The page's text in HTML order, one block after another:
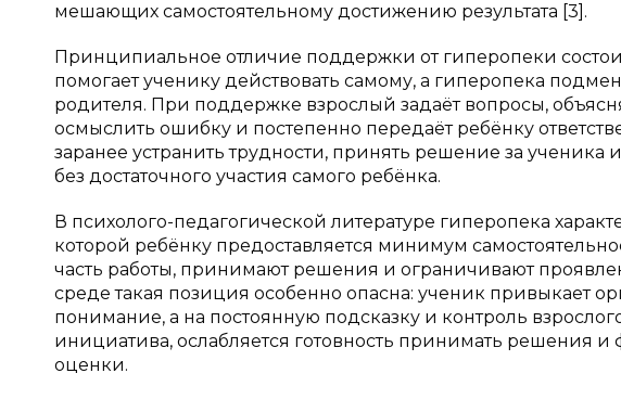
мешающих самостоятельному достижению результата [3].
Принципиальное отличие поддержки от гиперопеки
помогает ученику действовать самому, а гиперопека
родителя. При поддержке взрослый задаёт вопросы,
осмыслить ошибку и постепенно передаёт ребёнку
заранее устранить трудности, принять решение за
без достаточного участия самого ребёнка.
В психолого-педагогической литературе гиперопека
которой ребёнку предоставляется минимум
часть работы, принимают решения и ограничивают
среде такая позиция особенно опасна: ученик привыкает
понимание, а на постоянную подсказку и контроль
инициатива, ослабляется готовность принимать решения
оценки.